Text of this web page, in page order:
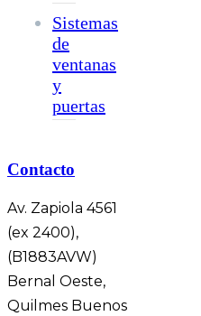
Sistemas
de
ventanas
y
puertas
Contacto
Av. Zapiola 4561
(ex 2400),
(B1883AVW)
Bernal Oeste,
Quilmes Buenos